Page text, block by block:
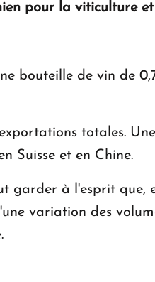
pour la viticulture
bouteille de vin de
totales.
Suisse et en Chine.
garder à l'esprit que,
variation des